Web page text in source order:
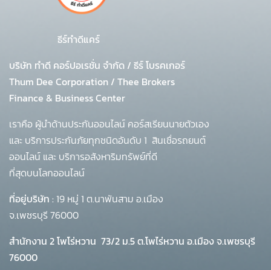
ธีร์ทำดีแคร์
บริษัท ทำดี คอร์ปอเรชั่น จำกัด / ธีร์ โบรคเกอร์
Thum Dee Corporation / Thee Brokers
Finance & Business Center
เราคือ ผู้นำด้านประกันออนไลน์ คอร์สเรียนนายตัวเอง
และ บริการประกันภัยทุกชนิดอันดับ 1 สินเชื่อรถยนต์
ออนไลน์ และ บริการอสังหาริมทรัพย์ที่ดี
ที่สุดบนโลกออนไลน์
ที่อยู่บริษัท : 19 หมู่ 1 ต.นาพันสาม อ.เมือง
จ.เพชรบุรี 76000
สำนักงาน 2 โพโร่หวาน 73/2 ม.5 ต.โพไร่หวาน อ.เมือง จ.เพชรบุรี
76000